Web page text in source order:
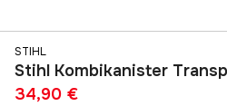
STIHL
Stihl Kombikanister
34,90 €